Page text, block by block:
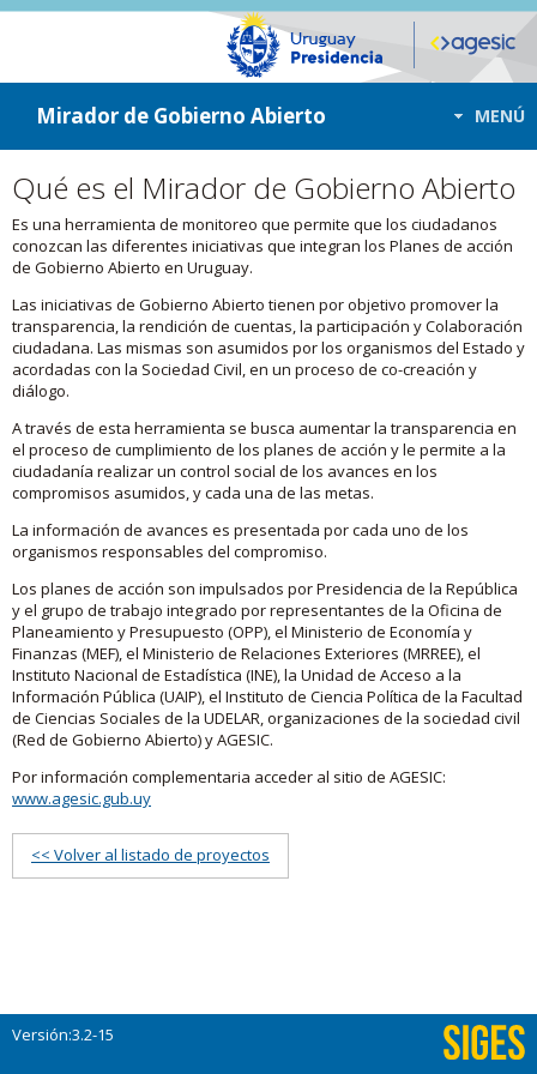
ir a contenido
ir al menú
Mirador de Gobierno Abierto MENÚ
Qué es el Mirador de Gobierno Abierto
Es una herramienta de monitoreo que permite que los ciudadanos
conozcan las diferentes iniciativas que integran los Planes de acción
de Gobierno Abierto en Uruguay.
Las iniciativas de Gobierno Abierto tienen por objetivo promover la
transparencia, la rendición de cuentas, la participación y Colaboración
ciudadana. Las mismas son asumidos por los organismos del Estado y
acordadas con la Sociedad Civil, en un proceso de co-creación y
diálogo.
A través de esta herramienta se busca aumentar la transparencia en
el proceso de cumplimiento de los planes de acción y le permite a la
ciudadanía realizar un control social de los avances en los
compromisos asumidos, y cada una de las metas.
La información de avances es presentada por cada uno de los
organismos responsables del compromiso.
Los planes de acción son impulsados por Presidencia de la República
y el grupo de trabajo integrado por representantes de la Oficina de
Planeamiento y Presupuesto (OPP), el Ministerio de Economía y
Finanzas (MEF), el Ministerio de Relaciones Exteriores (MRREE), el
Instituto Nacional de Estadística (INE), la Unidad de Acceso a la
Información Pública (UAIP), el Instituto de Ciencia Política de la Facultad
de Ciencias Sociales de la UDELAR, organizaciones de la sociedad civil
(Red de Gobierno Abierto) y AGESIC.
Por información complementaria acceder al sitio de AGESIC:
www.agesic.gub.uy
<< Volver al listado de proyectos
Versión:3.2-15